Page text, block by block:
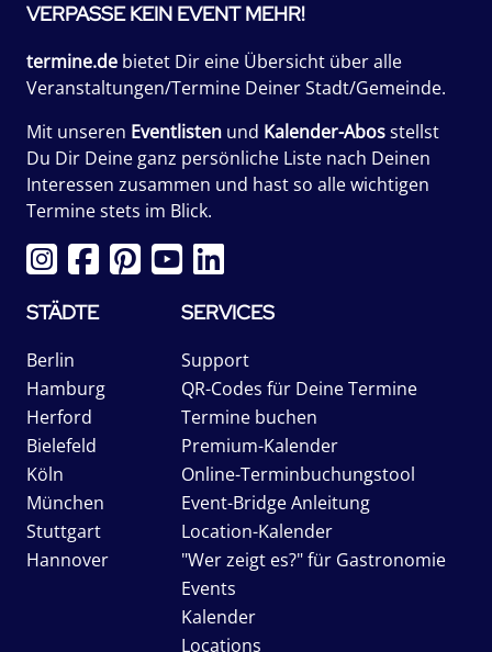
VERPASSE KEIN EVENT MEHR!
termine.de bietet Dir eine Übersicht über alle
Veranstaltungen/Termine Deiner Stadt/Gemeinde.
Mit unseren Eventlisten und Kalender-Abosstellst
Du Dir Deine ganz persönliche Liste nach Deinen
Interessen zusammen und hast so alle wichtigen
Termine stets im Blick.
STÄDTE
Berlin
Hamburg
Herford
Bielefeld
Köln
München
Stuttgart
Hannover
SERVICES
Support
QR-Codes für Deine Termine
Termine buchen
Premium-Kalender
Online-Terminbuchungstool
Event-Bridge Anleitung
Location-Kalender
"Wer zeigt es?" für Gastronomie
Events
Kalender
Locations